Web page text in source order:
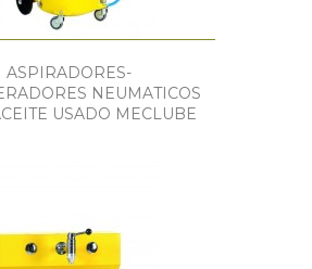
ASPIRADORES-
NEUMATICOS
USADO MECLUBE